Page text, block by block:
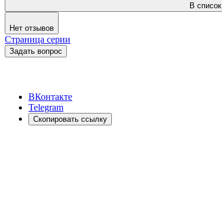
В список
Нет отзывов
Страница серии
Задать вопрос
ВКонтакте
Telegram
Скопировать ссылку